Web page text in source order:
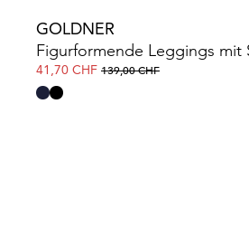
GOLDNER
41,70 CHF 139,00 CHF